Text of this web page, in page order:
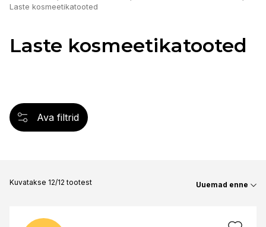
Laste kosmeetikatooted
Laste kosmeetikatooted
Ava filtrid
Kuvatakse 12/12 tootest Uuemad enne